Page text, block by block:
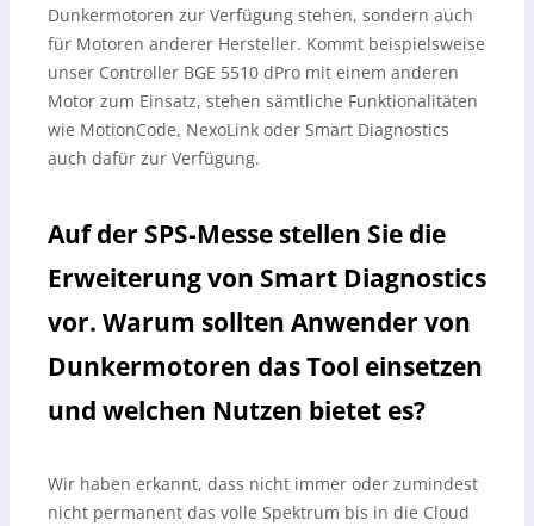
Dunkermotoren zur Verfügung stehen, sondern auch
für Motoren anderer Hersteller. Kommt beispielsweise
unser Controller BGE 5510 dPro mit einem anderen
Motor zum Einsatz, stehen sämtliche Funktionalitäten
wie MotionCode, NexoLink oder Smart Diagnostics
auch dafür zur Verfügung.
Auf der SPS-Messe stellen Sie die
Erweiterung von Smart Diagnostics
vor. Warum sollten Anwender von
Dunkermotoren das Tool einsetzen
und welchen Nutzen bietet es?
Wir haben erkannt, dass nicht immer oder zumindest
nicht permanent das volle Spektrum bis in die Cloud